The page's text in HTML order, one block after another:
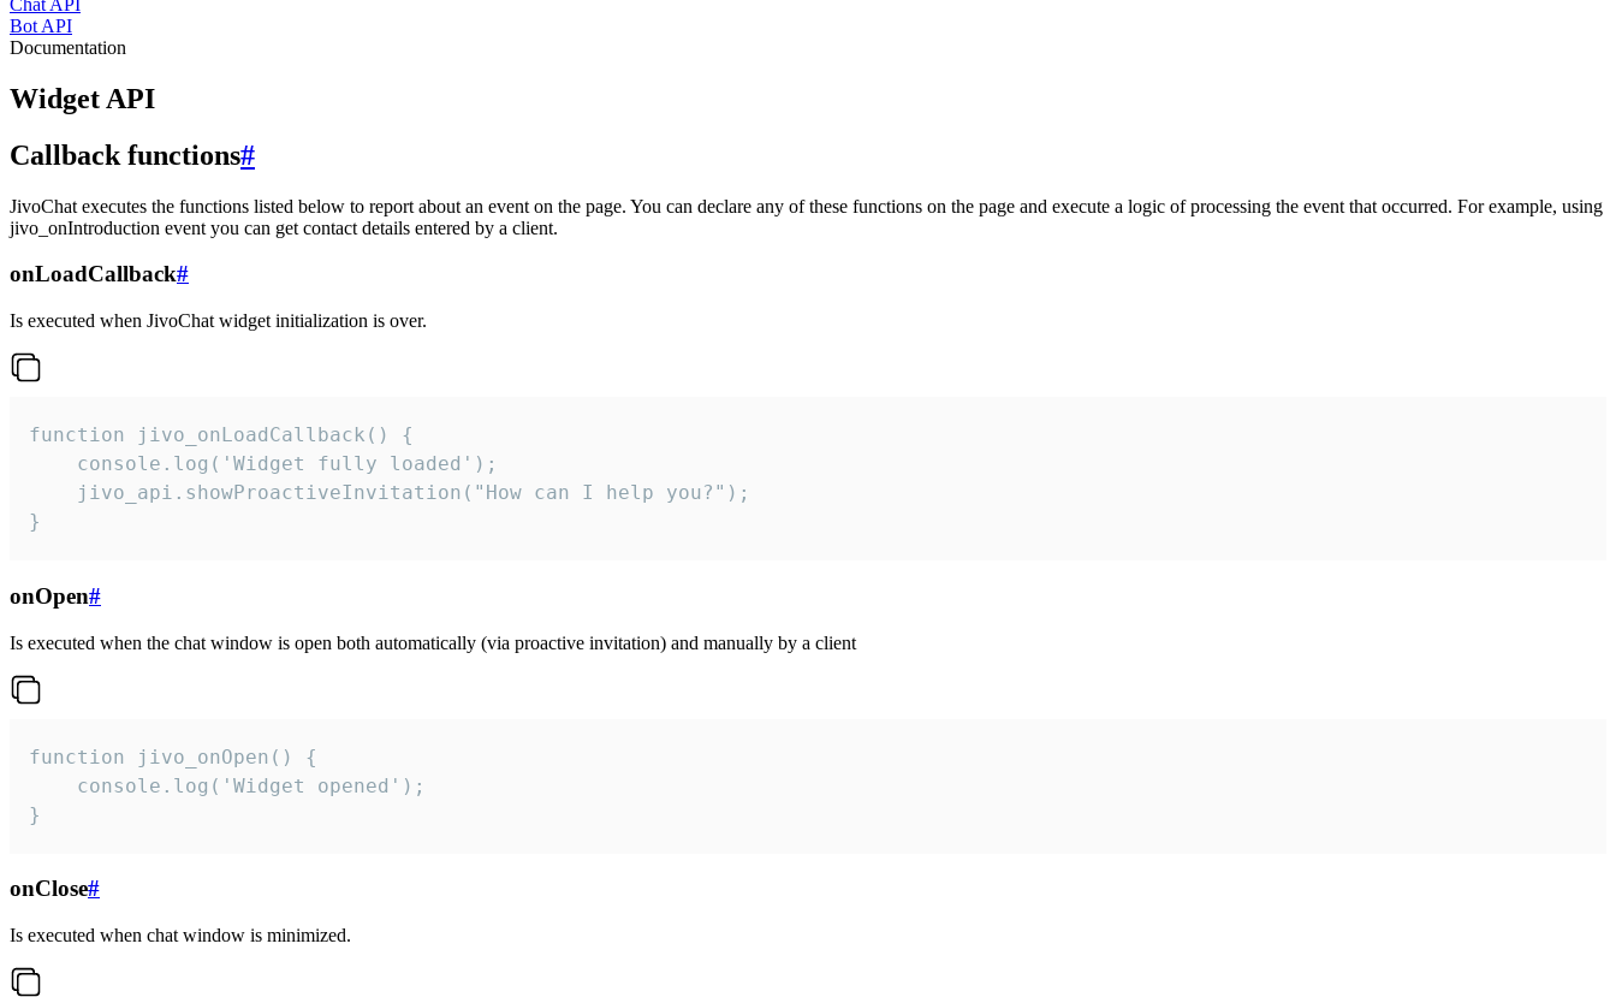
Chat API
Bot API
Documentation
Widget API
Callback functions#
JivoChat executes the functions listed below to report about an event on the page. You can declare any of these functions on the page and execute a logic of processing the event that occurred. For example, using
jivo_onIntroduction event you can get contact details entered by a client.
onLoadCallback#
Is executed when JivoChat widget initialization is over.
function jivo_onLoadCallback() {
    console.log('Widget fully loaded');
    jivo_api.showProactiveInvitation("How can I help you?");
}
onOpen#
Is executed when the chat window is open both automatically (via proactive invitation) and manually by a client
function jivo_onOpen() {
    console.log('Widget opened');
}
onClose#
Is executed when chat window is minimized.